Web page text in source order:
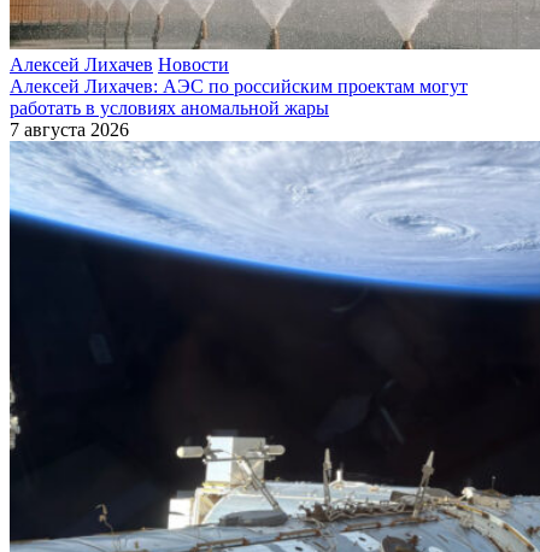
Алексей Лихачев Новости
Алексей Лихачев: АЭС по российским проектам могут
работать в условиях аномальной жары
7 августа 2026